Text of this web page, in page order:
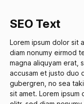
SEO Text
Lorem ipsum dolor sit
diam nonumy eirmod
magna aliquyam erat,
accusam et justo duo
gubergren, no sea
sit amet. Lorem